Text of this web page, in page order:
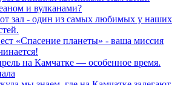
и вулканами?
зал - один из самых любимых у наших
«Спасение планеты» - ваша миссия
на Камчатке — особенное время.